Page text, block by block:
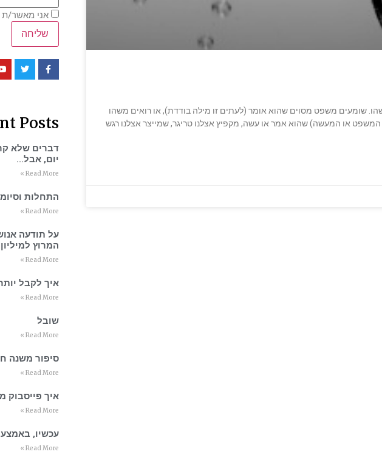
שומעים משפט מסוים שהוא אומר (לעתים זו מילה בודדת), או רואים משהו
או המעשה) שהוא אמר או עשה, מקפיץ אצלנו טריגר, שמייצר אצלנו רגש
אני מאשר/
Posts
דברים שלא
יום, אבל…
Read More »
התחלות
Read More »
על תודעה
המרוץ למיליון
Read More »
איך לקבל
Read More »
שובל
Read More »
סיפור משנה
Read More »
איך פייסבוק
Read More »
עכשיו,
Read More »